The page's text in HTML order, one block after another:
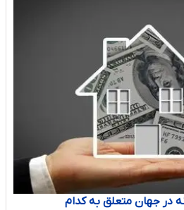
در جهان متعلق به کدام